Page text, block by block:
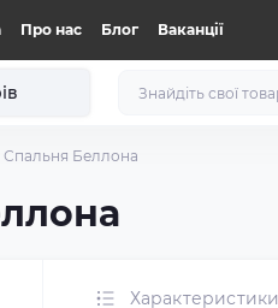
Про нас Блог Ваканції
Спальня Беллона
Характеристики